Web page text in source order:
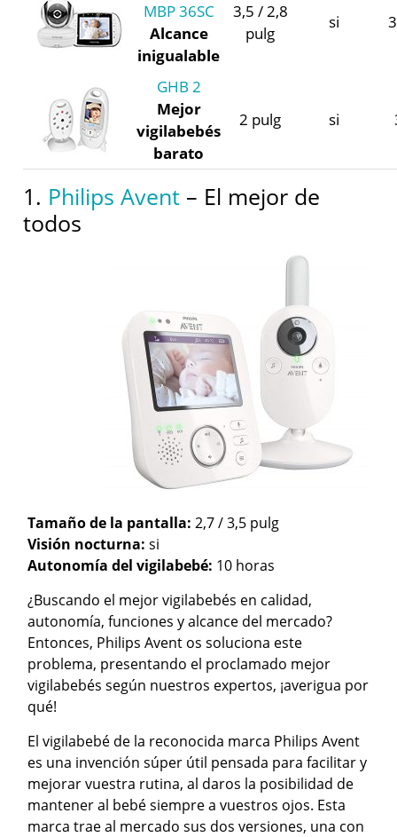
MBP 36SC
Alcance
inigualable
3,5 / 2,8
pulg
si
GHB 2
Mejor
vigilabebés
barato
2 pulg si
1. Philips Avent – El mejor de
todos
Tamaño de la pantalla:2,7 / 3,5 pulg
Visión nocturna:si
Autonomía del vigilabebé: 10 horas
¿Buscando el mejor vigilabebés en calidad,
autonomía, funciones y alcance del mercado?
Entonces, Philips Avent os soluciona este
problema, presentando el proclamado mejor
vigilabebés según nuestros expertos, ¡averigua por
qué!
El vigilabebé de la reconocida marca Philips Avent
es una invención súper útil pensada para facilitar y
mejorar vuestra rutina, al daros la posibilidad de
mantener al bebé siempre a vuestros ojos. Esta
marca trae al mercado sus dos versiones, una con